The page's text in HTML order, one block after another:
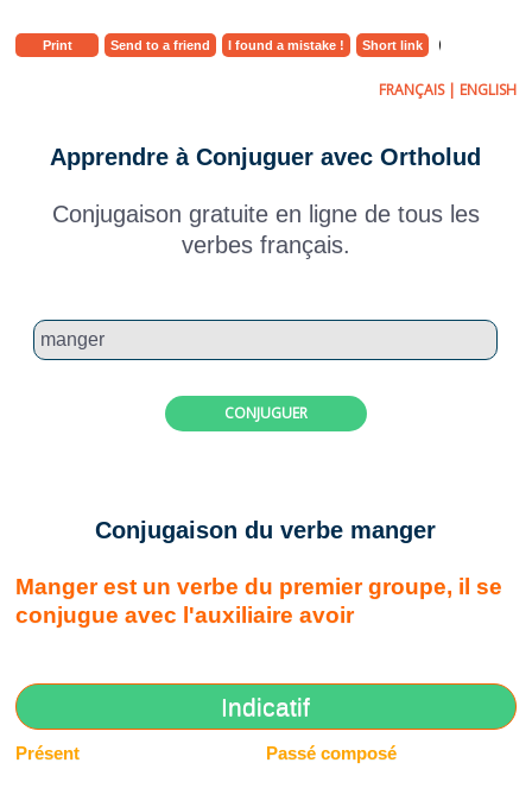
Print Send to a friend I found a mistake ! Short link
FRANÇAIS| ENGLISH
Apprendre à Conjuguer avec Ortholud
Conjugaison gratuite en ligne de tous les
verbes français.
CONJUGUER
Conjugaison du verbe manger
Manger est un verbe du premier groupe, il se
conjugue avec l'auxiliaire avoir
Indicatif
Présent Passé composé